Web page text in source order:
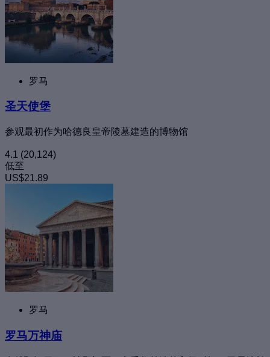
罗马
圣天使堡
参观最初作为哈德良皇帝陵墓建造的博物馆
4.1 (20,124)
低至
US$21.89
罗马
罗马万神庙